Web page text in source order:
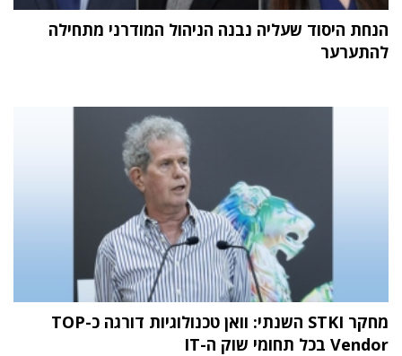
הנחת היסוד שעליה נבנה הניהול המודרני מתחילה
להתערער
מחקר STKI השנתי: וואן טכנולוגיות דורגה כ-TOP
Vendor בכל תחומי שוק ה-IT